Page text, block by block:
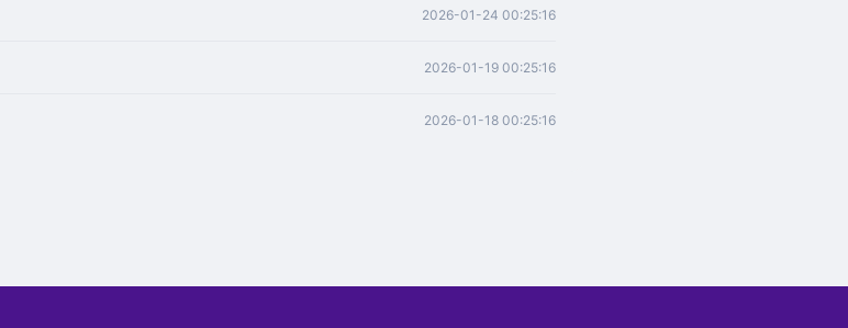
2026-01-24 00:25:16
2026-01-19 00:25:16
2026-01-18 00:25:16